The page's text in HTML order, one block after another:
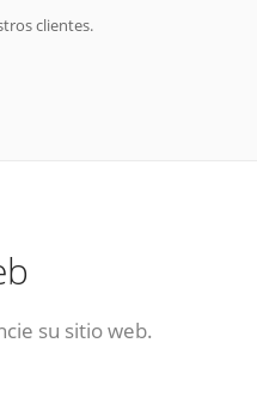
clientes.
su sitio web.